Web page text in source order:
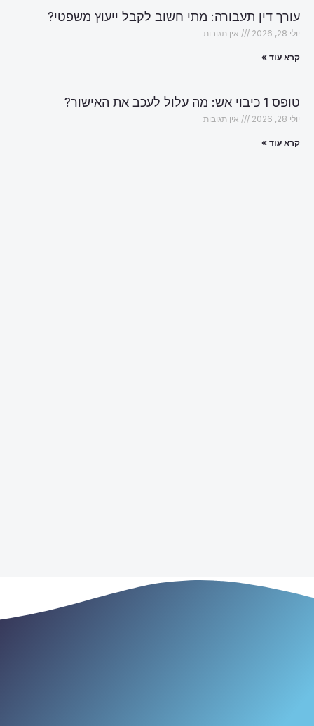
עורך דין תעבורה: מתי חשוב לקבל ייעוץ משפטי?
יולי 28, 2026 אין תגובות
קרא עוד »
טופס 1 כיבוי אש: מה עלול לעכב את האישור?
יולי 28, 2026 אין תגובות
קרא עוד »